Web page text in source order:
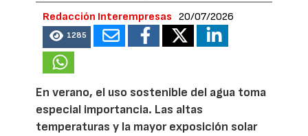
Redacción Interempresas 20/07/2026
1285
En verano, el uso sostenible del agua toma
especial importancia. Las altas
temperaturas y la mayor exposición solar